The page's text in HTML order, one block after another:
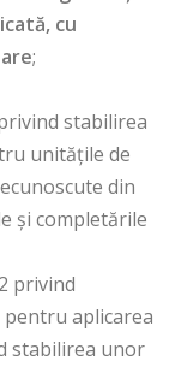
cu
;
stabilirea
unităţile de
din
și completările
privind
aplicarea
stabilirea unor